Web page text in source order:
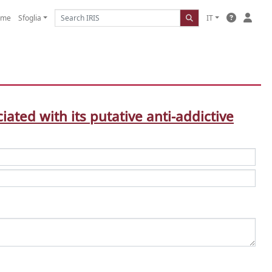
Sfoglia IT
with its putative anti-addictive